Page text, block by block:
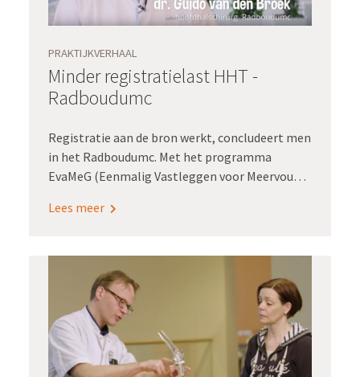
PRAKTIJKVERHAAL
Minder registratielast HHT -
Radboudumc
Registratie aan de bron werkt, concludeert men
in het Radboudumc. Met het programma
EvaMeG (Eenmalig Vastleggen voor Meervoudig
vastgelegd in het epd. ‘Met die data, daarmee
programmamanager EvaMeG in het
Radboudumc, kan het niet genoeg
benadrukken.
Lees meer